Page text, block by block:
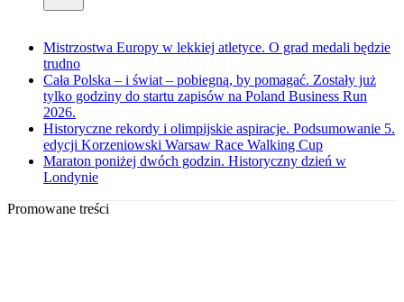
Mistrzostwa Europy w lekkiej atletyce. O grad medali będzie
trudno
Cała Polska – i świat – pobiegną, by pomagać. Zostały już
tylko godziny do startu zapisów na Poland Business Run
2026.
Historyczne rekordy i olimpijskie aspiracje. Podsumowanie 5.
edycji Korzeniowski Warsaw Race Walking Cup
Maraton poniżej dwóch godzin. Historyczny dzień w
Londynie
Promowane treści